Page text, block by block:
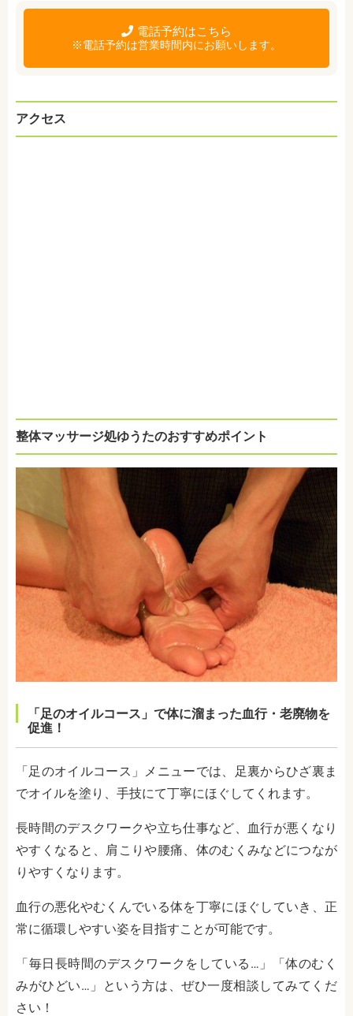
電話予約はこちら
※電話予約は営業時間内にお願いします。
アクセス
整体マッサージ処ゆうたのおすすめポイント
「足のオイルコース」で体に溜まった血行・老廃物を
促進！
「足のオイルコース」メニューでは、足裏からひざ裏ま
でオイルを塗り、手技にて丁寧にほぐしてくれます。
長時間のデスクワークや立ち仕事など、血行が悪くなり
やすくなると、肩こりや腰痛、体のむくみなどにつなが
りやすくなります。
血行の悪化やむくんでいる体を丁寧にほぐしていき、正
常に循環しやすい姿を目指すことが可能です。
「毎日長時間のデスクワークをしている…」「体のむく
みがひどい…」という方は、ぜひ一度相談してみてくだ
さい！